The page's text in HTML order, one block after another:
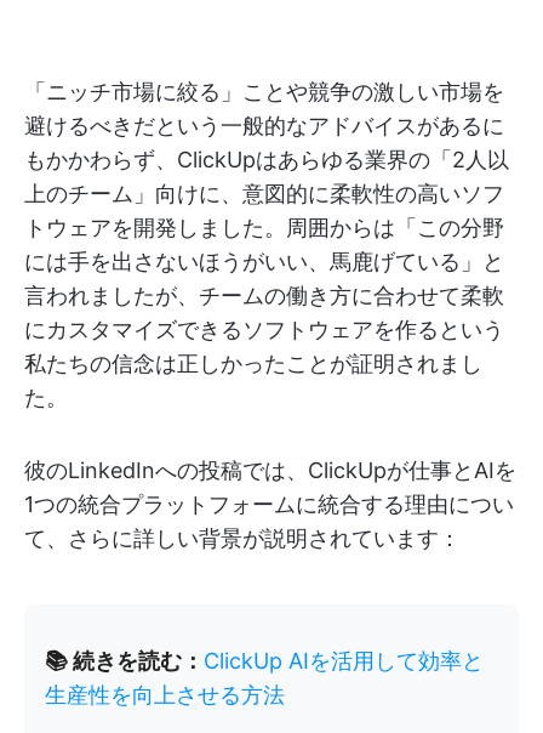
「ニッチ市場に絞る」ことや競争の激しい市場を
避けるべきだという一般的なアドバイスがあるに
もかかわらず、ClickUpはあらゆる業界の「2人以
上のチーム」向けに、意図的に柔軟性の高いソフ
トウェアを開発しました。周囲からは「この分野
には手を出さないほうがいい、馬鹿げている」と
言われましたが、チームの働き方に合わせて柔軟
にカスタマイズできるソフトウェアを作るという
私たちの信念は正しかったことが証明されまし
た。
彼のLinkedInへの投稿では、ClickUpが仕事とAIを
1つの統合プラットフォームに統合する理由につい
て、さらに詳しい背景が説明されています：
📚 続きを読む： ClickUp AIを活用して効率と
生産性を向上させる方法